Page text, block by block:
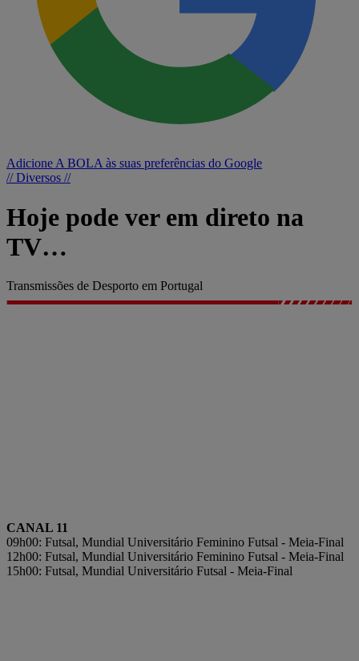
Adicione A BOLA às suas preferências do Google
// Diversos //
Hoje pode ver em direto na
TV…
Transmissões de Desporto em Portugal
CANAL 11
09h00: Futsal, Mundial Universitário Feminino Futsal - Meia-Final
12h00: Futsal, Mundial Universitário Feminino Futsal - Meia-Final
15h00: Futsal, Mundial Universitário Futsal - Meia-Final